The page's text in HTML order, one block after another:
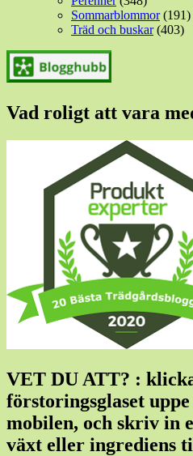
Sommarblommor(191)
Träd och buskar(403)
Vad roligt att vara
VET DU ATT? :
förstoringsglaset uppe
mobilen, och skriv in
växt eller ingrediens